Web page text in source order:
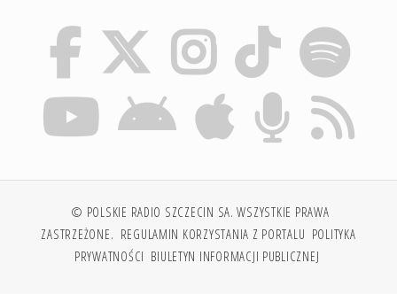
© POLSKIE RADIO SZCZECIN SA. WSZYSTKIE PRAWA
ZASTRZEŻONE. REGULAMIN KORZYSTANIA Z PORTALU POLITYKA
PRYWATNOŚCI BIULETYN INFORMACJI PUBLICZNEJ